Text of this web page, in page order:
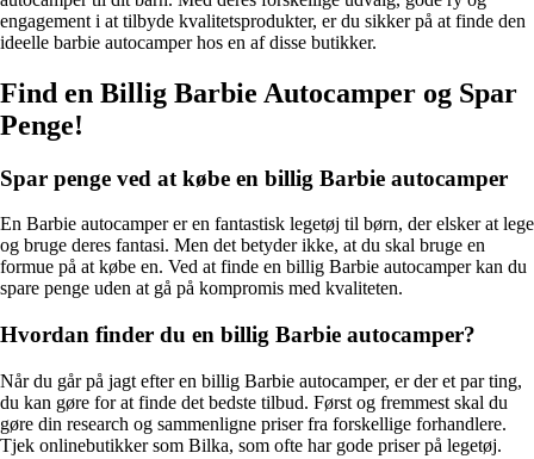
engagement i at tilbyde kvalitetsprodukter, er du sikker på at finde den
ideelle barbie autocamper hos en af disse butikker.
Find en Billig Barbie Autocamper og Spar
Penge!
Spar penge ved at købe en billig Barbie autocamper
En Barbie autocamper er en fantastisk legetøj til børn, der elsker at lege
og bruge deres fantasi. Men det betyder ikke, at du skal bruge en
formue på at købe en. Ved at finde en billig Barbie autocamper kan du
spare penge uden at gå på kompromis med kvaliteten.
Hvordan finder du en billig Barbie autocamper?
Når du går på jagt efter en billig Barbie autocamper, er der et par ting,
du kan gøre for at finde det bedste tilbud. Først og fremmest skal du
gøre din research og sammenligne priser fra forskellige forhandlere.
Tjek onlinebutikker som Bilka, som ofte har gode priser på legetøj.